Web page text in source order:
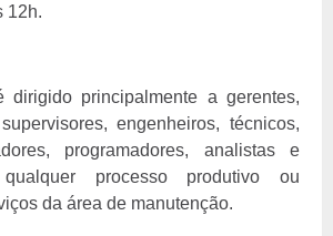
12h.
dirigido principalmente a gerentes,
engenheiros, técnicos,
programadores, analistas e
processo produtivo ou
da área de manutenção.